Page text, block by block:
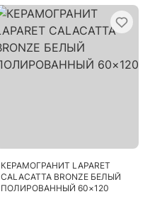
КЕРАМОГРАНИТ LAPARET
CALACATTA BRONZE БЕЛЫЙ
ПОЛИРОВАННЫЙ 60×120